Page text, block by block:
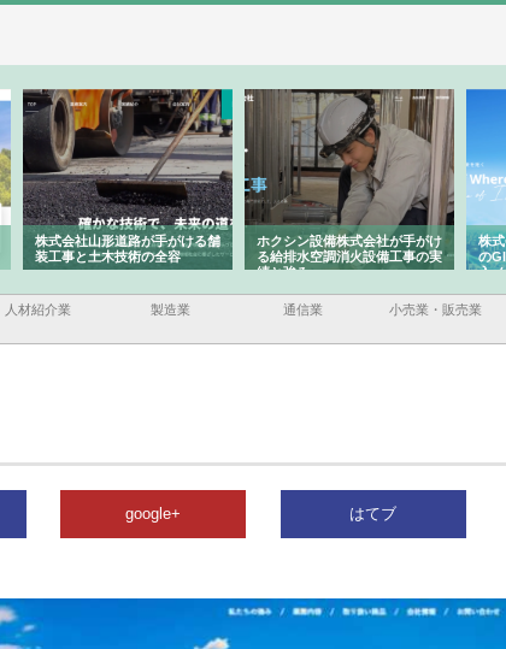
株式会社山形道路が手がける舗
装工事と土木技術の全容
ホクシン設備株式会社が手がけ
る給排水空調消火設備工事の実
績と強み
株
の
入
人材紹介業 製造業 通信業 小売業・販売業
google+ はてブ